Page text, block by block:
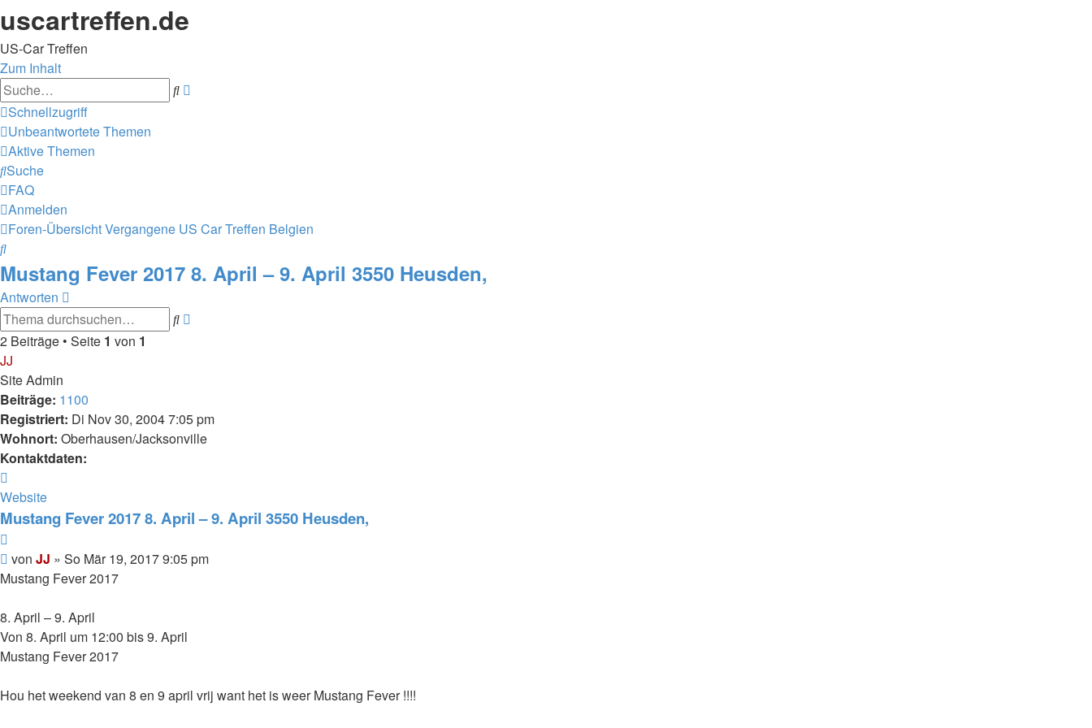
uscartreffen.de
US-Car Treffen
Zum Inhalt
Suche
Schnellzugriff
Unbeantwortete Themen
Aktive Themen
Suche
FAQ
Anmelden
Foren-ÜbersichtVergangene US Car Treffen Belgien
Suche
Mustang Fever 2017 8. April – 9. April 3550 Heusden,
Antworten
Suche
2 Beiträge • Seite 1 von 1
JJ
Site Admin
Beiträge: 1100
Registriert: Di Nov 30, 2004 7:05 pm
Wohnort: Oberhausen/Jacksonville
Kontaktdaten:
von
JJ
Website
Mustang Fever 2017 8. April – 9. April 3550 Heusden,
Beitrag
von JJ » So Mär 19, 2017 9:05 pm
Mustang Fever 2017
8. April – 9. April
Von 8. April um 12:00 bis 9. April
Mustang Fever 2017
Hou het weekend van 8 en 9 april vrij want het is weer Mustang Fever !!!!